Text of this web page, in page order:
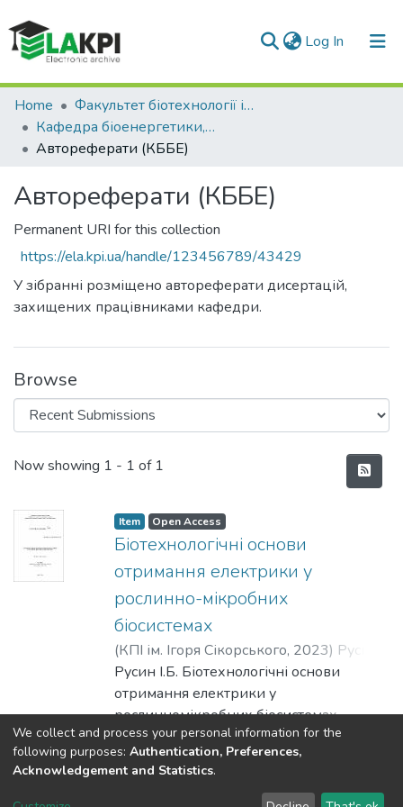
Log In (current)
Communities & Collections
All of DSpace
Home
Факультет біотехнології і біотехніки (ФБТ)
Кафедра біоенергетики, біоінформатики та екобіотехнології (КББЕ)
Автореферати (КББЕ)
Автореферати (КББЕ)
Permanent URI for this collection
https://ela.kpi.ua/handle/123456789/43429
У зібранні розміщено автореферати дисертацій,
захищених працівниками кафедри.
Browse
Recent Submissions
Now showing 1 - 1 of 1
Item Open Access
Біотехнологічні основи
отримання електрики у
рослинно-мікробних
біосистемах
(КПІ ім. Ігоря Сікорського, 2023) Русин,
Ірина Богданівна;Дячок, Василь
Володимирович
Русин І.Б. Біотехнологічні основи
отримання електрики у
рослинномікробних біосистемах. –
Наукова праця на правах рукопису.
Дисертація на здобуття наукового
ступеня доктора біологічних наук за
спеціальністю 03.00.20 «Біотехнологія».
Show more
DSpace software copyright © 2002-2026 LYRASIS
We collect and process your personal information for the
following purposes: Authentication, Preferences,
Acknowledgement and Statistics.